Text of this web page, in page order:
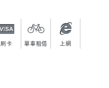
刷卡 單車租借 上網